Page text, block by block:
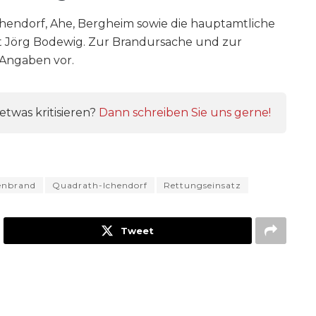
Ahe, Bergheim sowie die hauptamtliche
Bodewig. Zur Brandursache und zur
vor.
kritisieren? Dann schreiben Sie uns gerne!
Quadrath-Ichendorf Rettungseinsatz
Tweet